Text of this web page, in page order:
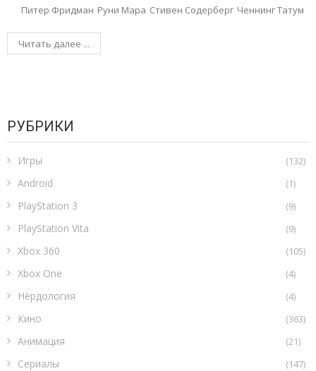
Питер Фридман Руни Мара Стивен Содерберг Ченнинг Татум
Читать далее ...
РУБРИКИ
Игры (132)
Android (1)
PlayStation 3 (9)
PlayStation Vita (9)
Xbox 360 (105)
Xbox One (4)
Нёрдология (4)
Кино (363)
Анимация (21)
Сериалы (147)